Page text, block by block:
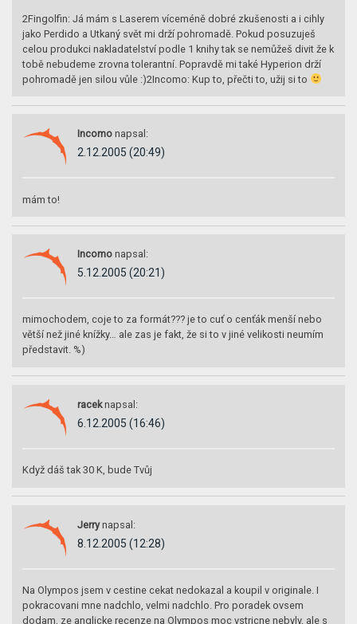
2Fingolfin: Já mám s Laserem víceméně dobré zkušenosti a i cihly
jako Perdido a Utkaný svět mi drží pohromadě. Pokud posuzuješ
celou produkci nakladatelství podle 1 knihy tak se nemůžeš divit že k
tobě nebudeme zrovna tolerantní. Popravdě mi také Hyperion drží
pohromadě jen silou vůle :)2Incomo: Kup to, přečti to, užij si to
Incomo napsal:
2.12.2005 (20:49)
mám to!
Incomo napsal:
5.12.2005 (20:21)
mimochodem, coje to za formát??? je to cuť o cenťák menší nebo
větší než jiné knížky… ale zas je fakt, že si to v jiné velikosti neumím
představit. %)
racek napsal:
6.12.2005 (16:46)
Když dáš tak 30 K, bude Tvůj
Jerry napsal:
8.12.2005 (12:28)
Na Olympos jsem v cestine cekat nedokazal a koupil v originale. I
pokracovani mne nadchlo, velmi nadchlo. Pro poradek ovsem
dodam, ze anglicke recenze na Olympos moc vstricne nebyly, ale s